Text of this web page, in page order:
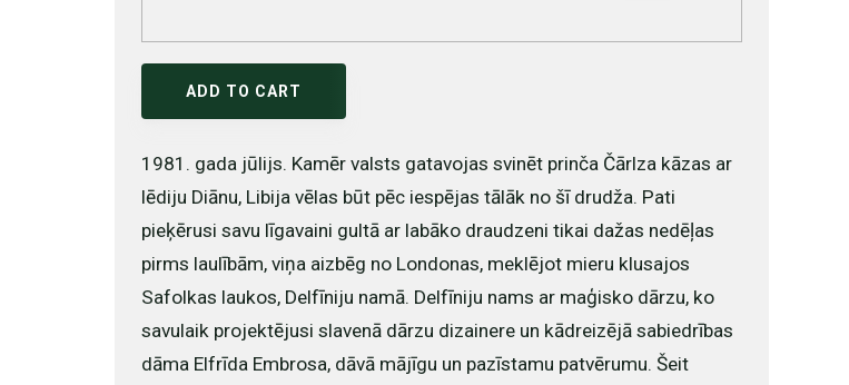
ADD TO CART
1981. gada jūlijs. Kamēr valsts gatavojas svinēt prinča Čārlza kāzas ar
lēdiju Diānu, Libija vēlas būt pēc iespējas tālāk no šī drudža. Pati
pieķērusi savu līgavaini gultā ar labāko draudzeni tikai dažas nedēļas
pirms laulībām, viņa aizbēg no Londonas, meklējot mieru klusajos
Safolkas laukos, Delfīniju namā. Delfīniju nams ar maģisko dārzu, ko
savulaik projektējusi slavenā dārzu dizainere un kādreizējā sabiedrības
dāma Elfrīda Embrosa, dāvā mājīgu un pazīstamu patvērumu. Šeit